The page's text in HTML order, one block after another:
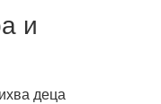
и
деца